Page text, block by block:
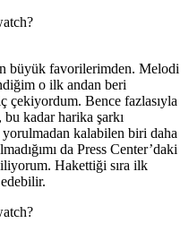
büyük favorilerimden. Melodi
o ilk andan beri
çekiyordum. Bence fazlasıyla
kadar harika şarkı
kalabilen biri daha
da Press Center’daki
Hakettiği sıra ilk